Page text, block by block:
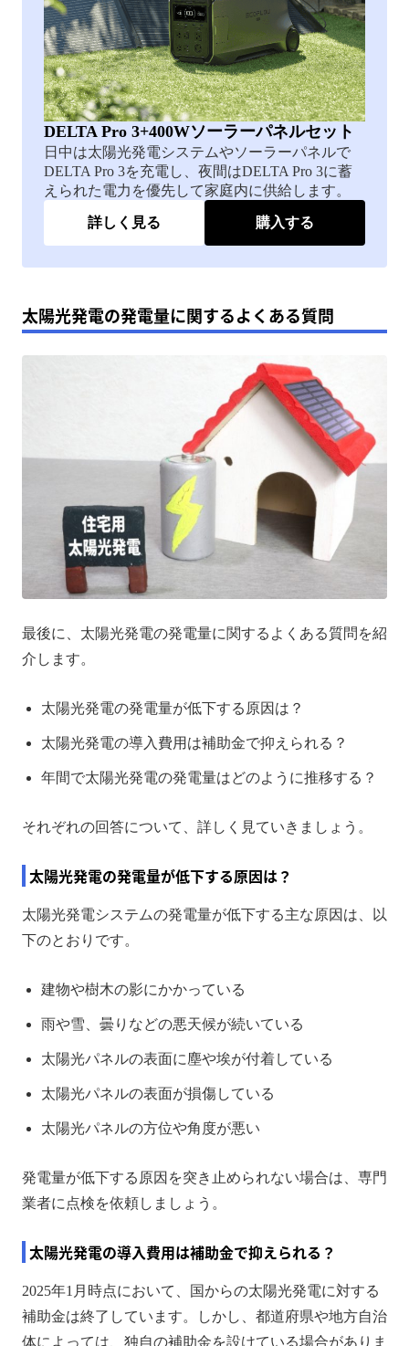
DELTA Pro 3+400Wソーラーパネルセット
日中は太陽光発電システムやソーラーパネルで
DELTA Pro 3を充電し、夜間はDELTA Pro 3に蓄
えられた電力を優先して家庭内に供給します。
詳しく見る 購入する
太陽光発電の発電量に関するよくある質問
最後に、太陽光発電の発電量に関するよくある質問を紹
介します。
太陽光発電の発電量が低下する原因は？
太陽光発電の導入費用は補助金で抑えられる？
年間で太陽光発電の発電量はどのように推移する？
それぞれの回答について、詳しく見ていきましょう。
太陽光発電の発電量が低下する原因は？
太陽光発電システムの発電量が低下する主な原因は、以
下のとおりです。
建物や樹木の影にかかっている
雨や雪、曇りなどの悪天候が続いている
太陽光パネルの表面に塵や埃が付着している
太陽光パネルの表面が損傷している
太陽光パネルの方位や角度が悪い
発電量が低下する原因を突き止められない場合は、専門
業者に点検を依頼しましょう。
太陽光発電の導入費用は補助金で抑えられる？
2025年1月時点において、国からの太陽光発電に対する
補助金は終了しています。しかし、都道府県や地方自治
体によっては、独自の補助金を設けている場合がありま